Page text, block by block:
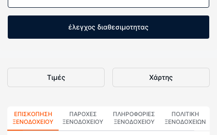
έλεγχος διαθεσιμοτητας
Τιμές Χάρτης
ΕΠΙΣΚΌΠΗΣΗ
ΞΕΝΟΔΟΧΕΊΟΥ
ΠΑΡΟΧΕΣ
ΞΕΝΟΔΟΧΕΙΟΥ
ΠΛΗΡΟΦΟΡΊΕΣ
ΞΕΝΟΔΟΧΕΊΟΥ
ΠΟΛΙΤΙΚΗ
ΞΕΝΟΔΟΧΕΊΩΝ